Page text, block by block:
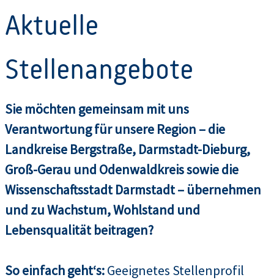
Aktuelle
Stellenangebote
Sie möchten gemeinsam mit uns
Verantwortung für unsere Region – die
Landkreise Bergstraße, Darmstadt-Dieburg,
Groß-Gerau und Odenwaldkreis sowie die
Wissenschaftsstadt Darmstadt – übernehmen
und zu Wachstum, Wohlstand und
Lebensqualität beitragen?
So einfach geht‘s:Geeignetes Stellenprofil